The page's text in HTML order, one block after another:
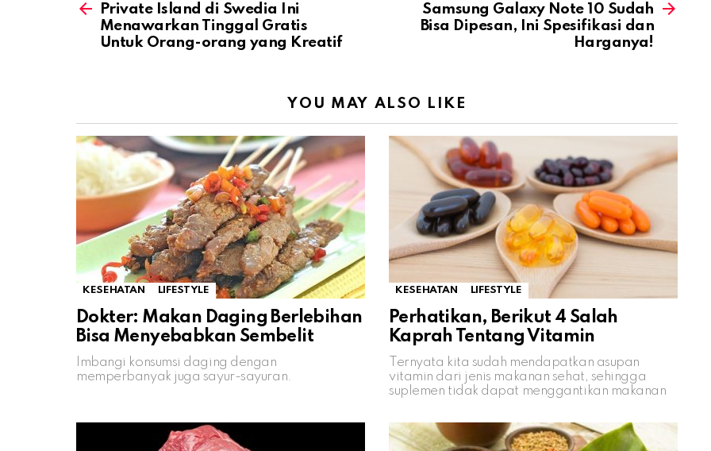
morePrivate Island di Swedia Ini
Menawarkan Tinggal Gratis
Untuk Orang-orang yang Kreatif
Samsung Galaxy Note 10 Sudah
Bisa Dipesan, Ini Spesifikasi dan
Harganya!
YOU MAY ALSO LIKE
KESEHATAN LIFESTYLE
Dokter: Makan Daging Berlebihan
Bisa Menyebabkan Sembelit
Imbangi konsumsi daging dengan
memperbanyak juga sayur-sayuran.
KESEHATAN LIFESTYLE
Perhatikan, Berikut 4 Salah
Kaprah Tentang Vitamin
Ternyata kita sudah mendapatkan asupan
vitamin dari jenis makanan sehat, sehingga
suplemen tidak dapat menggantikan makanan